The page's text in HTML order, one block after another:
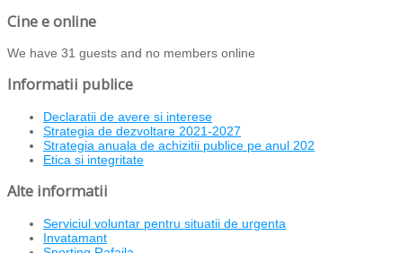
Cine e online
We have 31 guests and no members online
Informatii publice
Declaratii de avere si interese
Strategia de dezvoltare 2021-2027
Strategia anuala de achizitii publice pe anul 202
Etica si integritate
Alte informatii
Serviciul voluntar pentru situatii de urgenta
Invatamant